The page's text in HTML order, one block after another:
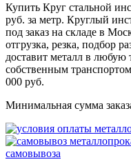
Купить Круг стальной
руб. за метр. Круглый
под заказ на складе в
отгрузка, резка, подбор
доставит металл в
собственным
000 руб.
Минимальная сумма
самовывоза